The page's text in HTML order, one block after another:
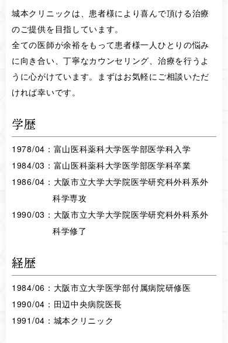
城本クリニックは、患者様により喜んで頂ける治療
のご提供を目指しています。
全ての医師が余裕をもって患者様一人ひとりの悩み
に向き合い、丁寧なカウンセリング、治療を行うよ
うに心がけています。まずはお気軽にご相談いただ
ければ幸いです。
学歴
1978/04：富山医科薬科大学医学部医学科入学
1984/03：富山医科薬科大学医学部医学科卒業
1986/04：大阪市立大学大学院医学研究科外科系外
科学専攻
1990/03：大阪市立大学大学院医学研究科外科系外
科学修了
経歴
1984/06：大阪市立大学医学部付属病院研修医
1990/04：田辺中央病院医長
1991/04：城本クリニック